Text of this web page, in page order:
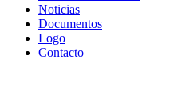
Noticias
Documentos
Logo
Contacto